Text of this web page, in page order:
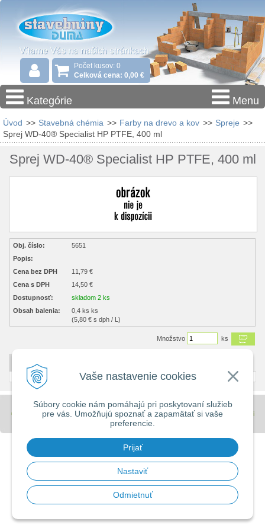
Vaše nastavenie cookies
Súbory cookie nám pomáhajú pri poskytovaní služieb
pre vás. Umožňujú spoznať a zapamätať si vaše
preferencie.
Prijať
Nastaviť
Odmietnuť
Počet kusov: 0
Celková cena: 0,00 €
Kategórie Menu
Úvod >> Stavebná chémia >> Farby na drevo a kov >> Spreje >>
Sprej WD-40® Specialist HP PTFE, 400 ml
Sprej WD-40® Specialist HP PTFE, 400 ml
Obj. číslo:
5651
Popis:
Cena bez DPH
11,79 €
Cena s DPH
14,50 €
Dostupnosť:
skladom 2 ks
Obsah balenia:
0,4 ks ks
(5,80 € s dph / L)
Množstvo ks
DETAILNÝ POPIS
© 2026 Stavebniny - DUMA •tvorba eshopu cez UNIobchod,webhostingspoločnosti
WEBYGROUP